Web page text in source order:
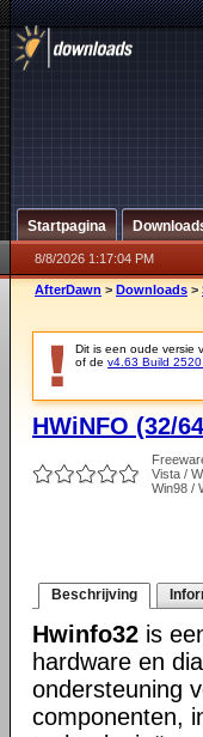
Startpagina
8/8/2026 1:17:04 PM
AfterDawn > Downloads >
Dit is een oude versie
of de v4.63 Build
HWiNFO (32/
Vista /
Win98 /
Beschrijving
Hwinfo32 is
hardware en
ondersteuning
componenten,